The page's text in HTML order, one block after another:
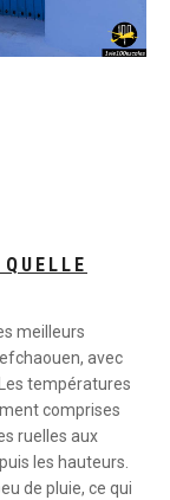
meilleurs
avec
températures
comprises
ruelles aux
les hauteurs.
de pluie, ce qui